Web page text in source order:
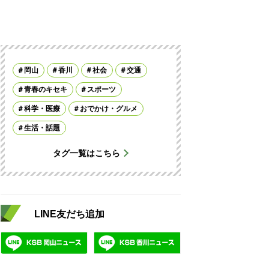
岡山 香川 社会 交通
青春のキセキ スポーツ
科学・医療 おでかけ・グルメ
生活・話題
タグ一覧はこちら
LINE友だち追加